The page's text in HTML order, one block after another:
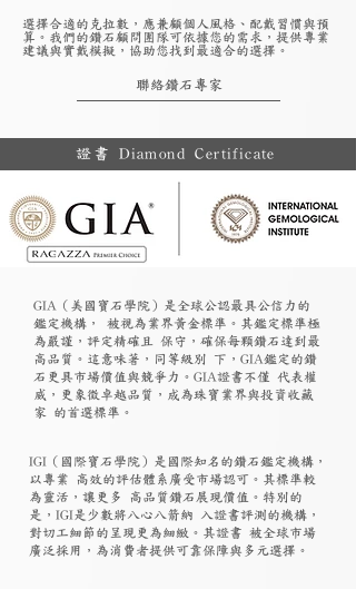
選擇合適的克拉數，應兼顧個人風格、配戴習慣與預
算。我們的鑽石顧問團隊可依據您的需求，提供專業
建議與實戴模擬，協助您找到最適合的選擇。
聯絡鑽石專家
證書 Diamond Certificate
GIA（美國寶石學院）是全球公認最具公信力的
鑑定機構， 被視為業界黃金標準。其鑑定標準極
為嚴謹，評定精確且 保守，確保每顆鑽石達到最
高品質。這意味著，同等級別 下，GIA鑑定的鑽
石更具市場價值與競爭力。GIA證書不僅 代表權
威，更象徵卓越品質，成為珠寶業界與投資收藏
家 的首選標準。
​IGI（國際寶石學院）是國際知名的鑽石鑑定機構，
以專業 高效的評估體系廣受市場認可。其標準較
為靈活，讓更多 高品質鑽石展現價值。特別的
是，IGI是少數將八心八箭納 入證書評測的機構，
對切工細節的呈現更為細緻。其證書 被全球市場
廣泛採用，為消費者提供可靠保障與多元選擇。